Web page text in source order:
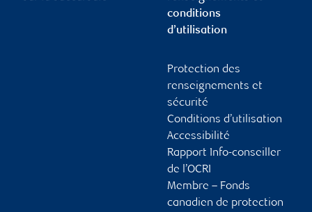
conditions
d’utilisation
Protection des
renseignements et
sécurité
Conditions d’utilisation
Accessibilité
Rapport Info-conseiller
de l’OCRI
Membre – Fonds
canadien de protection